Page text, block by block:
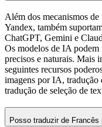
Além dos mecanismos
Yandex, também
ChatGPT, Gemini e
Os modelos de IA podem
precisos e naturais. Mais
seguintes recursos
imagens por IA,
tradução de seleção de
Posso traduzir de Francês